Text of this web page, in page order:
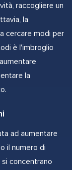
raccogliere un
la
cercare modi per
è l'imbroglio
la
ad aumentare
il numero di
concentrano